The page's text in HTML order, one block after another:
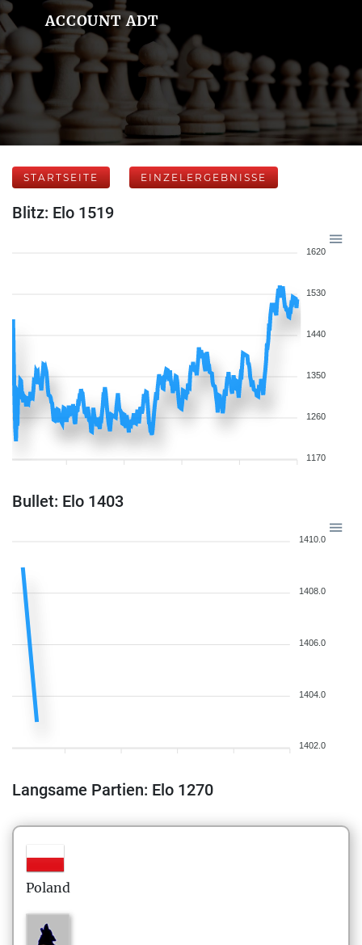
ACCOUNT ADT
STARTSEITE EINZELERGEBNISSE
Blitz: Elo 1519
1620
1530
1440
1350
1260
1170
Bullet: Elo 1403
1410.0
1408.0
1406.0
1404.0
1402.0
Langsame Partien: Elo 1270
Poland